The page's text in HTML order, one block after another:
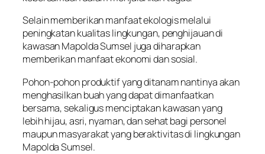
Selain memberikan manfaat ekologis melalui
peningkatan kualitas lingkungan, penghijauan di
kawasan Mapolda Sumsel juga diharapkan
memberikan manfaat ekonomi dan sosial.
Pohon-pohon produktif yang ditanam nantinya akan
menghasilkan buah yang dapat dimanfaatkan
bersama, sekaligus menciptakan kawasan yang
lebih hijau, asri, nyaman, dan sehat bagi personel
maupun masyarakat yang beraktivitas di lingkungan
Mapolda Sumsel.